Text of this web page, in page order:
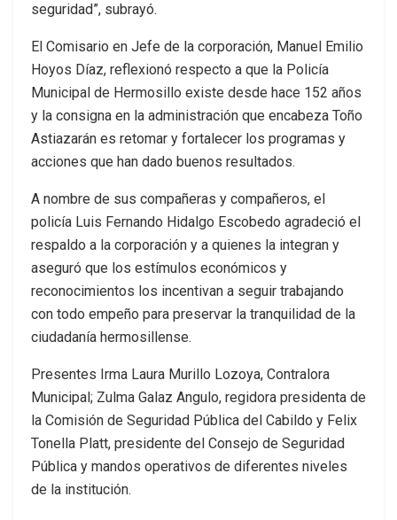
seguridad”, subrayó.
El Comisario en Jefe de la corporación, Manuel Emilio
Hoyos Díaz, reflexionó respecto a que la Policía
Municipal de Hermosillo existe desde hace 152 años
y la consigna en la administración que encabeza Toño
Astiazarán es retomar y fortalecer los programas y
acciones que han dado buenos resultados.
A nombre de sus compañeras y compañeros, el
policía Luis Fernando Hidalgo Escobedo agradeció el
respaldo a la corporación y a quienes la integran y
aseguró que los estímulos económicos y
reconocimientos los incentivan a seguir trabajando
con todo empeño para preservar la tranquilidad de la
ciudadanía hermosillense.
Presentes Irma Laura Murillo Lozoya, Contralora
Municipal; Zulma Galaz Angulo, regidora presidenta de
la Comisión de Seguridad Pública del Cabildo y Felix
Tonella Platt, presidente del Consejo de Seguridad
Pública y mandos operativos de diferentes niveles
de la institución.